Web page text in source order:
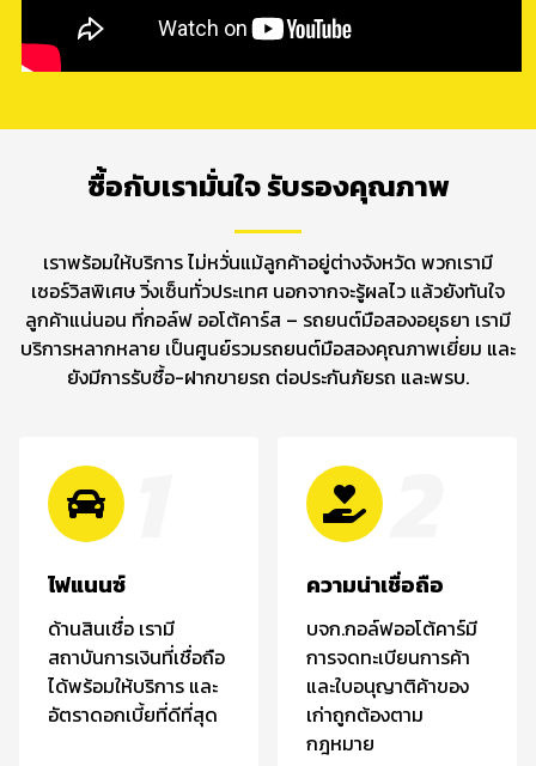
ซื้อกับเรามั่นใจ รับรองคุณภาพ
เราพร้อมให้บริการ ไม่หวั่นแม้ลูกค้าอยู่ต่างจังหวัด พวกเรามี
เซอร์วิสพิเศษ วิ่งเซ็นทั่วประเทศ นอกจากจะรู้ผลไว แล้วยังทันใจ
ลูกค้าแน่นอน ที่กอล์ฟ ออโต้คาร์ส – รถยนต์มือสองอยุธยา เรามี
บริการหลากหลาย เป็นศูนย์รวมรถยนต์มือสองคุณภาพเยี่ยม และ
ยังมีการรับซื้อ-ฝากขายรถ ต่อประกันภัยรถ และพรบ.
ไฟแนนซ์
ด้านสินเชื่อ เรามี
สถาบันการเงินที่เชื่อถือ
ได้พร้อมให้บริการ และ
อัตราดอกเบี้ยที่ดีที่สุด
ความน่าเชื่อถือ
บจก.กอล์ฟออโต้คาร์มี
การจดทะเบียนการค้า
และใบอนุญาติค้าของ
เก่าถูกต้องตาม
กฎหมาย